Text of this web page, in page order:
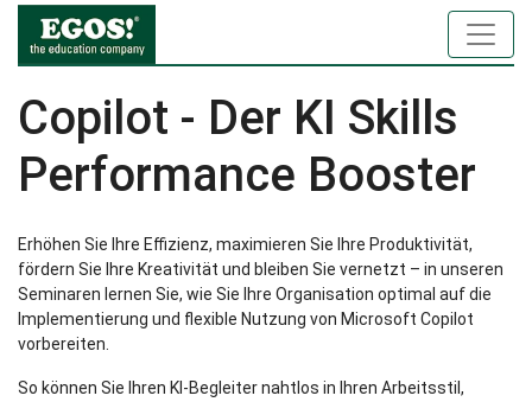
Copilot - Der KI Skills
Performance Booster
Erhöhen Sie Ihre Effizienz, maximieren Sie Ihre Produktivität,
fördern Sie Ihre Kreativität und bleiben Sie vernetzt – in unseren
Seminaren lernen Sie, wie Sie Ihre Organisation optimal auf die
Implementierung und flexible Nutzung von Microsoft Copilot
vorbereiten.
So können Sie Ihren KI-Begleiter nahtlos in Ihren Arbeitsstil,